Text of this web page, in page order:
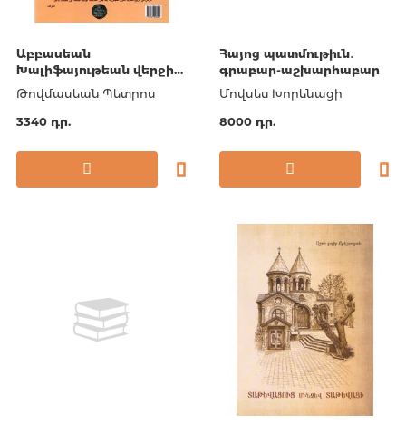
Աբբասեան
Խալիֆայութեան վերջին
պատմաշրջանը և
հայությունը (991-1258
թթ․) (արաբերեն)
Թովմասեան Պետրոս
3340 դր.
Հայոց պատմութիւն․
գրաբար-աշխարհաբար
Մովսես Խորենացի
8000 դր.